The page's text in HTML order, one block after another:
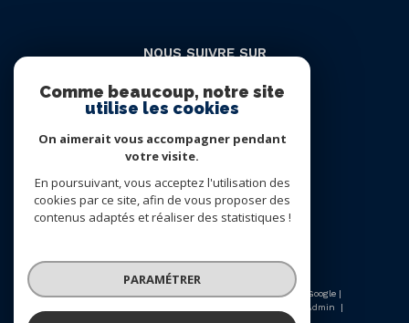
NOUS SUIVRE SUR
Adhérents
© 2026 | Tous droits réservés | Traduction powered by Google |
Admin
Cookies
Comme beaucoup, notre site
utilise les cookies
On aimerait vous accompagner pendant
votre visite.
En poursuivant, vous acceptez l'utilisation des
cookies par ce site, afin de vous proposer des
contenus adaptés et réaliser des statistiques !
PARAMÉTRER